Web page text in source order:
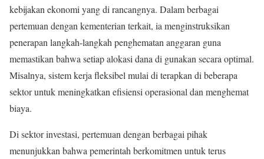
kebijakan ekonomi yang di rancangnya. Dalam berbagai
pertemuan dengan kementerian terkait, ia menginstruksikan
penerapan langkah-langkah penghematan anggaran guna
memastikan bahwa setiap alokasi dana di gunakan secara optimal.
Misalnya, sistem kerja fleksibel mulai di terapkan di beberapa
sektor untuk meningkatkan efisiensi operasional dan menghemat
biaya.
Di sektor investasi, pertemuan dengan berbagai pihak
menunjukkan bahwa pemerintah berkomitmen untuk terus